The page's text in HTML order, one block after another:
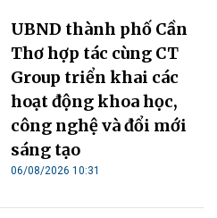
UBND thành phố Cần
Thơ hợp tác cùng CT
Group triển khai các
hoạt động khoa học,
công nghệ và đổi mới
sáng tạo
06/08/2026 10:31